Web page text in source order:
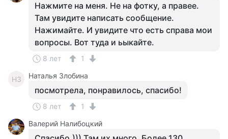
Нажмите на меня. Не на фотку, а правее.
Там увидите написать сообщение.
Нажимайте. И увидите что есть справа мои
вопросы. Вот туда и ьыкайте.
8 лет 1
НЗ Наталья Злобина
посмотрела, понравилось, спасибо!
8 лет
1
Валерий Налибоцкий